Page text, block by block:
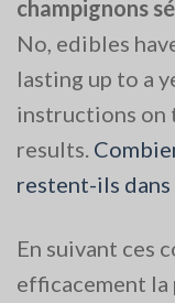
champignons
No, edibles
lasting up to a
instructions on
results​.
restent-ils dans
En suivant ces
efficacement la